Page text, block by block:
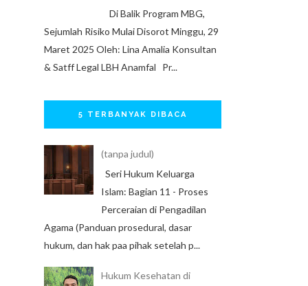
Di Balik Program MBG,
Sejumlah Risiko Mulai Disorot Minggu, 29
Maret 2025 Oleh: Lina Amalia Konsultan
& Satff Legal LBH Anamfal Pr...
5 TERBANYAK DIBACA
(tanpa judul)
Seri Hukum Keluarga
Islam: Bagian 11 - Proses
Perceraian di Pengadilan
Agama (Panduan prosedural, dasar
hukum, dan hak paa pihak setelah p...
Hukum Kesehatan di